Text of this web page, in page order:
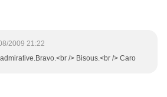
2009 21:22
/> Bisous.<br /> Caro